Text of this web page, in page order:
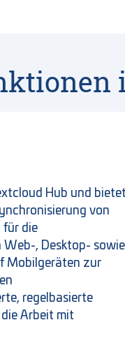
Hub und
von
für die
, Desktop- sowie
Mobilgeräten zur
regelbasierte
Arbeit mit